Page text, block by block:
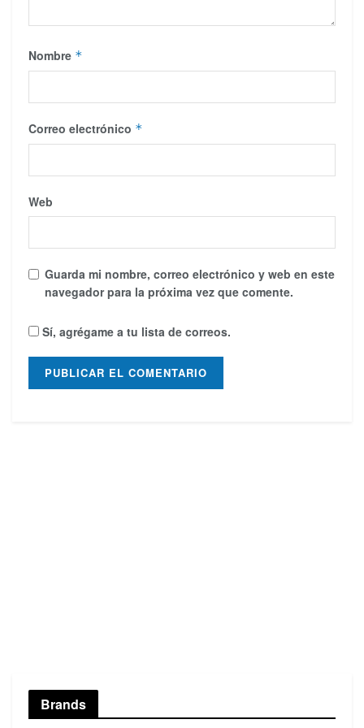
Nombre *
Correo electrónico *
Web
Guarda mi nombre, correo electrónico y web en este
navegador para la próxima vez que comente.
Sí, agrégame a tu lista de correos.
Brands